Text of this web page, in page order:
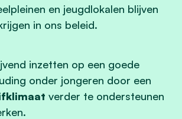
en jeugdlokalen blijven
in ons beleid.
inzetten op een goede
onder jongeren door een
verder te ondersteunen